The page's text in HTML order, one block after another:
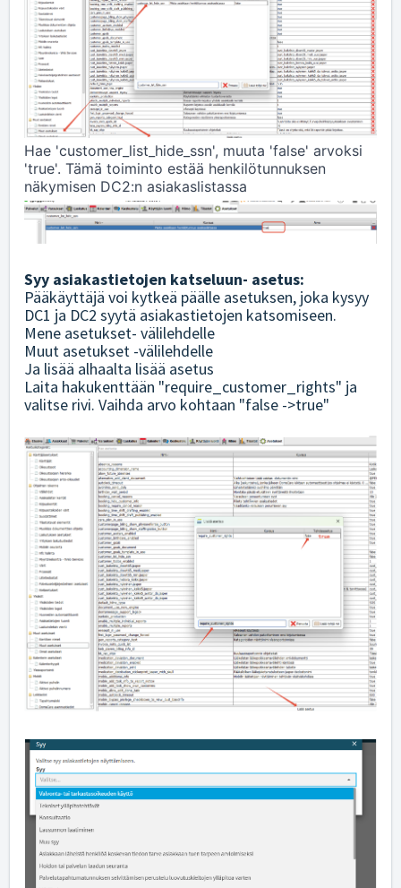
Hae 'customer_list_hide_ssn', muuta 'false' arvoksi
'true'. Tämä toiminto estää henkilötunnuksen
näkymisen DC2:n asiakaslistassa
Syy asiakastietojen katseluun- asetus:
Pääkäyttäjä voi kytkeä päälle asetuksen, joka kysyy
DC1 ja DC2 syytä asiakastietojen katsomiseen.
Mene asetukset- välilehdelle
Muut asetukset -välilehdelle
Ja lisää alhaalta lisää asetus
Laita hakukenttään "require_customer_rights" ja
valitse rivi. Vaihda arvo kohtaan "false ->true"